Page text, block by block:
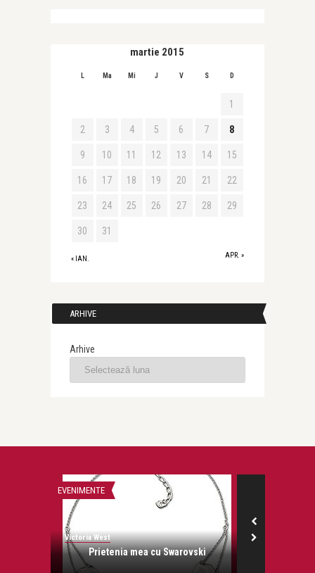
martie 2015
L Ma Mi J V S D
« IAN. APR. »
1
2 3 4 5 6 7 8
9 10 11 12 13 14 15
16 17 18 19 20 21 22
23 24 25 26 27 28 29
30 31
ARHIVE
Arhive
EVENIMENTE
Victoria West
Prietenia mea cu Swarovski